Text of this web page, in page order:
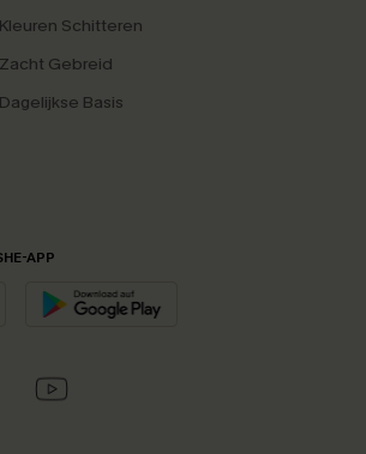
Kleuren Schitteren
Zacht Gebreid
Dagelijkse Basis
APP